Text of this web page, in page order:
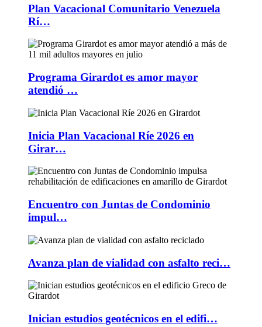
Plan Vacacional Comunitario Venezuela
Rí…
Programa Girardot es amor mayor
atendió …
Inicia Plan Vacacional Ríe 2026 en
Girar…
Encuentro con Juntas de Condominio
impul…
Avanza plan de vialidad con asfalto reci…
Inician estudios geotécnicos en el edifi…